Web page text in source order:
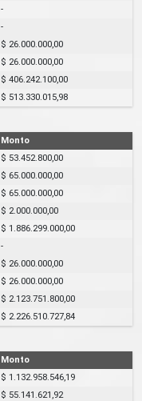
-
-
$ 26.000.000,00
$ 26.000.000,00
$ 406.242.100,00
$ 513.330.015,98
Monto
$ 53.452.800,00
$ 65.000.000,00
$ 65.000.000,00
$ 2.000.000,00
$ 1.886.299.000,00
-
$ 26.000.000,00
$ 26.000.000,00
$ 2.123.751.800,00
$ 2.226.510.727,84
Monto
$ 1.132.958.546,19
$ 55.141.621,92